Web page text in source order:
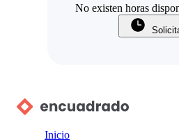
No existen horas
Inicio